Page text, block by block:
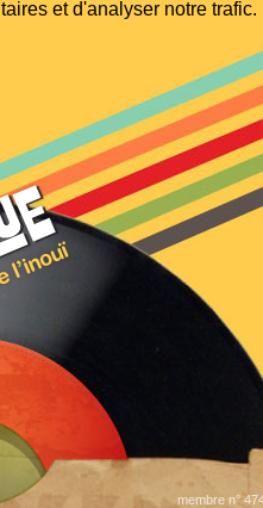
et d'analyser notre
membre n°